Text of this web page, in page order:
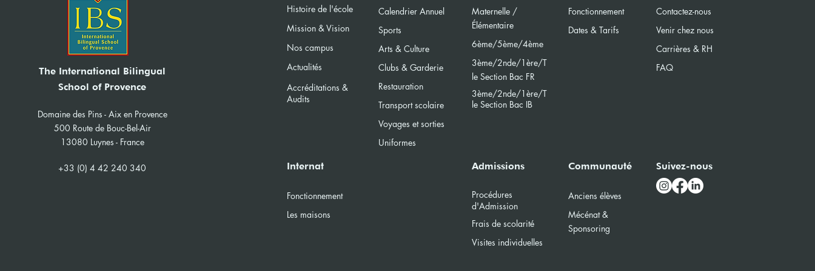
of Provence
The International Bilingual
School of Provence
Domaine des Pins - Aix en Provence
500 Route de Bouc-Bel-Air
13080 Luynes - France
+33 (0) 4 42 240 340
Histoire de l'école
Mission & Vision
Nos campus
Actualités
Accréditations &
Audits
Calendrier Annuel
Sports
Arts & Culture
Clubs & Garderie
Restauration
Transport scolaire
Voyages et sorties
Uniformes
Maternelle /
Élémentaire
6ème/5ème/4ème
3ème/2nde/1ère/T
le Section Bac FR
3ème/2nde/1ère/T
le Section Bac IB
Fonctionnement
Dates & Tarifs
Contactez-nous
Venir chez nous
Carrières & RH
FAQ
Internat
Fonctionnement
Les maisons
Admissions
Procédures
d'Admission
Frais de scolarité
Visites individuelles
Communauté
Anciens élèves
Mécénat &
Sponsoring
Suivez-nous